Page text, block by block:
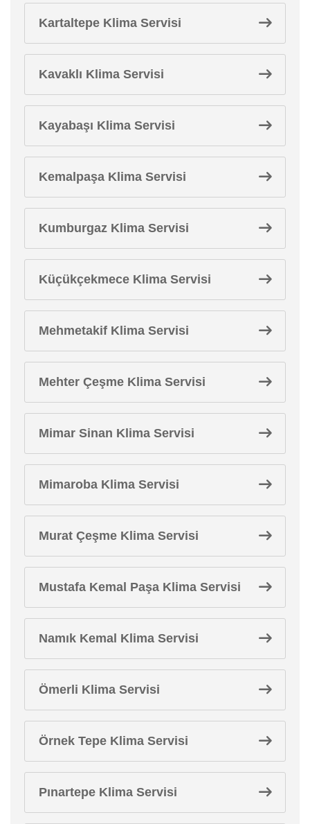
Kartaltepe Klima Servisi
Kavaklı Klima Servisi
Kayabaşı Klima Servisi
Kemalpaşa Klima Servisi
Kumburgaz Klima Servisi
Küçükçekmece Klima Servisi
Mehmetakif Klima Servisi
Mehter Çeşme Klima Servisi
Mimar Sinan Klima Servisi
Mimaroba Klima Servisi
Murat Çeşme Klima Servisi
Mustafa Kemal Paşa Klima Servisi
Namık Kemal Klima Servisi
Ömerli Klima Servisi
Örnek Tepe Klima Servisi
Pınartepe Klima Servisi